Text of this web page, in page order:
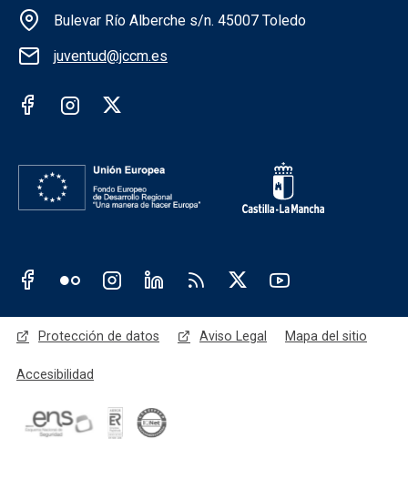
Información de la institución
Bulevar Río Alberche s/n. 45007 Toledo
juventud@jccm.es
Redes sociales institución
Redes sociales JCCM
Menú legal
Protección de datos Aviso Legal Mapa del sitio
Accesibilidad